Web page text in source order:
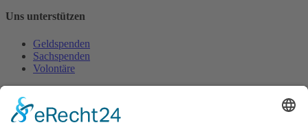
Uns unterstützen
Geldspenden
Sachspenden
Volontäre
Weitere Informationen
Downloads